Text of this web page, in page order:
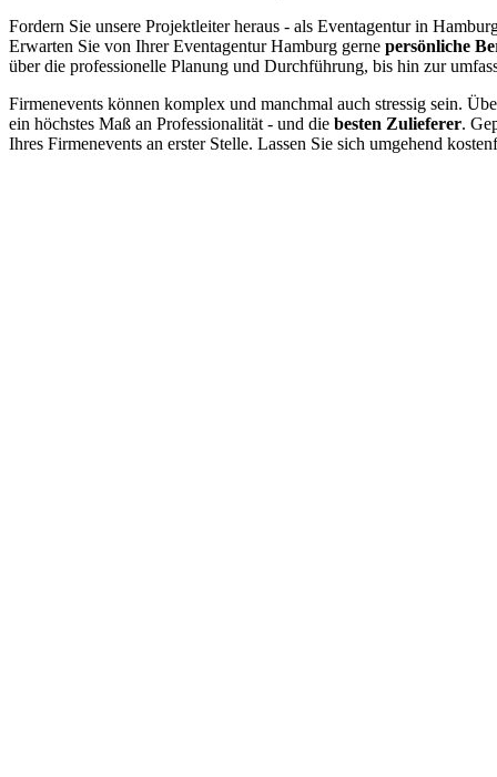
Fordern Sie unsere Projektleiter heraus - als Eventagentur in
Erwarten Sie von Ihrer Eventagentur Hamburg gerne persönliche
über die professionelle Planung und Durchführung, bis hin zur
Firmenevents können komplex und manchmal auch stressig sein.
ein höchstes Maß an Professionalität - und die besten Zulieferer.
Ihres Firmenevents an erster Stelle. Lassen Sie sich umgehend